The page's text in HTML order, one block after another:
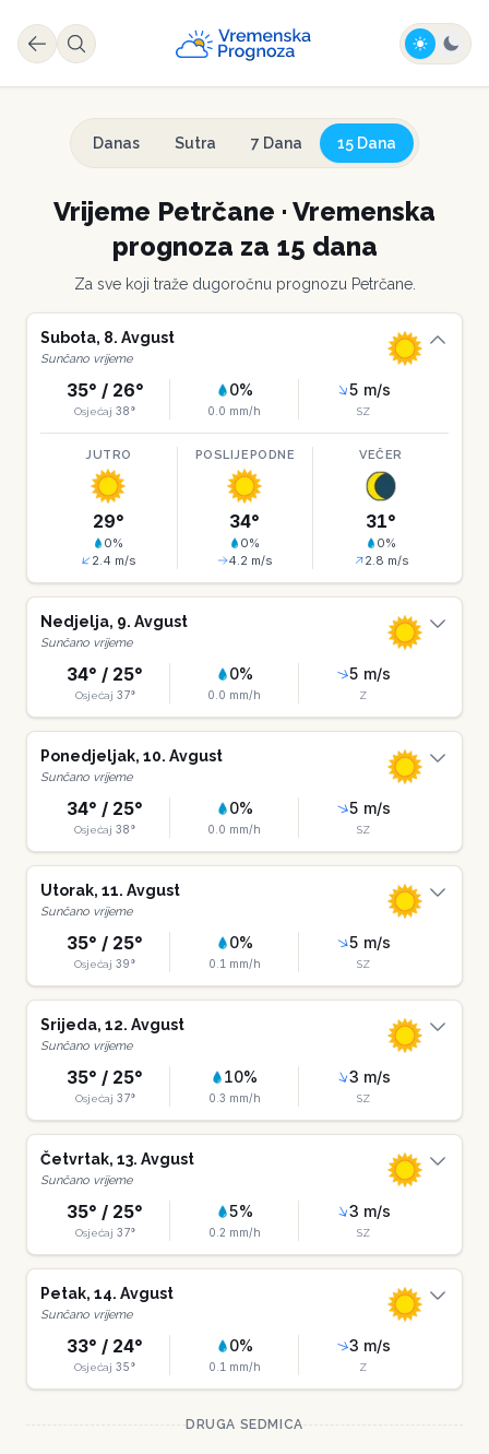
Danas Sutra 7 Dana 15 Dana
Vrijeme Petrčane · Vremenska
prognoza za 15 dana
Za sve koji traže dugoročnu prognozu Petrčane.
Subota, 8. Avgust
Sunčano vrijeme
35° / 26°
Osjećaj 38°
0%
0.0 mm/h
5 m/s
SZ
JUTRO
29°
0%
2.4 m/s
POSLIJEPODNE
34°
0%
4.2 m/s
VEČER
31°
0%
2.8 m/s
Nedjelja, 9. Avgust
Sunčano vrijeme
34° / 25°
Osjećaj 37°
0%
0.0 mm/h
5 m/s
Z
Ponedjeljak, 10. Avgust
Sunčano vrijeme
34° / 25°
Osjećaj 38°
0%
0.0 mm/h
5 m/s
SZ
Utorak, 11. Avgust
Sunčano vrijeme
35° / 25°
Osjećaj 39°
0%
0.1 mm/h
5 m/s
SZ
Srijeda, 12. Avgust
Sunčano vrijeme
35° / 25°
Osjećaj 37°
10%
0.3 mm/h
3 m/s
SZ
Četvrtak, 13. Avgust
Sunčano vrijeme
35° / 25°
Osjećaj 37°
5%
0.2 mm/h
3 m/s
SZ
Petak, 14. Avgust
Sunčano vrijeme
33° / 24°
Osjećaj 35°
0%
0.1 mm/h
3 m/s
Z
DRUGA SEDMICA